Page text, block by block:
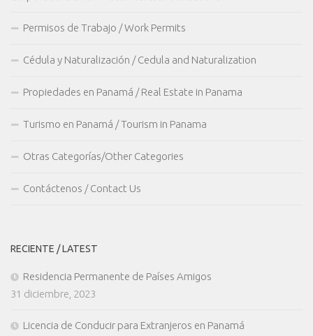
Permisos de Trabajo / Work Permits
Cédula y Naturalización / Cedula and Naturalization
Propiedades en Panamá / Real Estate in Panama
Turismo en Panamá / Tourism in Panama
Otras Categorías/Other Categories
Contáctenos / Contact Us
RECIENTE / LATEST
Residencia Permanente de Países Amigos
31 diciembre, 2023
Licencia de Conducir para Extranjeros en Panamá